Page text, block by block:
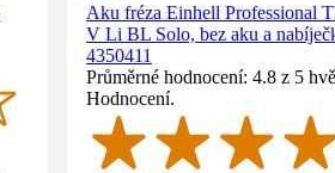
Aku fréza Einhell Professional
V Li BL Solo, bez aku a
4350411
Průměrné hodnocení: 4.8 z 5
Hodnocení.